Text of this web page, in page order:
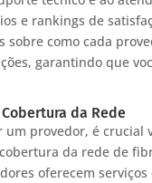
e rankings de
sobre como cada
garantindo que
da Rede
um provedor, é crucial
da rede de
oferecem